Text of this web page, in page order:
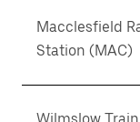
Macclesfield
Station (MAC)